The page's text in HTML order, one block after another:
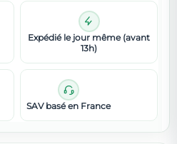
Expédié le jour même (avant
13h)
SAV basé en France